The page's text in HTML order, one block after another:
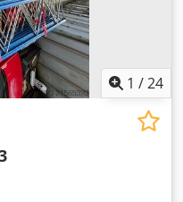
1 /24